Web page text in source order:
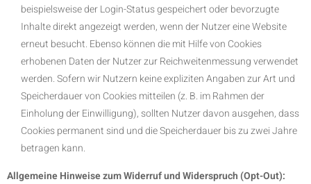
beispielsweise der Login-Status gespeichert oder bevorzugte
Inhalte direkt angezeigt werden, wenn der Nutzer eine Website
erneut besucht. Ebenso können die mit Hilfe von Cookies
erhobenen Daten der Nutzer zur Reichweitenmessung verwendet
werden. Sofern wir Nutzern keine expliziten Angaben zur Art und
Speicherdauer von Cookies mitteilen (z. B. im Rahmen der
Einholung der Einwilligung), sollten Nutzer davon ausgehen, dass
Cookies permanent sind und die Speicherdauer bis zu zwei Jahre
betragen kann.
Allgemeine Hinweise zum Widerruf und Widerspruch (Opt-Out):